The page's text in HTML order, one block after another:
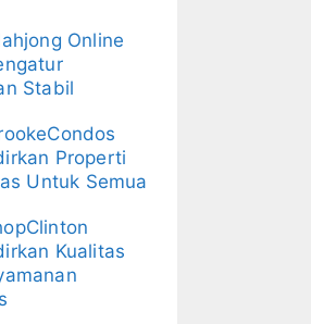
Online
Stabil
Properti
Untuk Semua
Kualitas